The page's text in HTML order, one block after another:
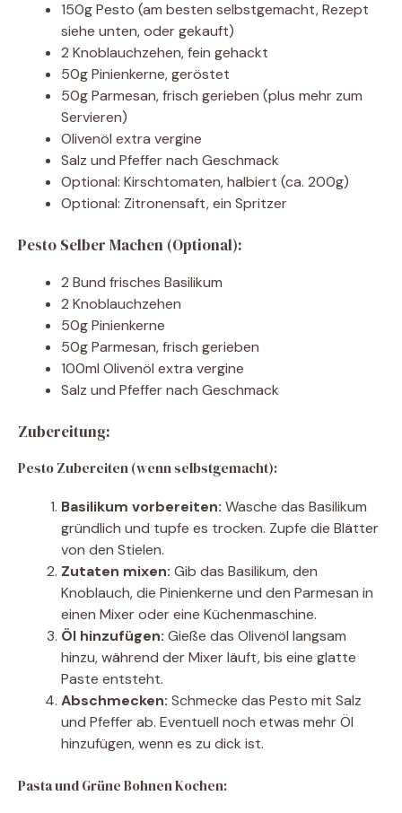
150g Pesto (am besten selbstgemacht, Rezept
siehe unten, oder gekauft)
2 Knoblauchzehen, fein gehackt
50g Pinienkerne, geröstet
50g Parmesan, frisch gerieben (plus mehr zum
Servieren)
Olivenöl extra vergine
Salz und Pfeffer nach Geschmack
Optional: Kirschtomaten, halbiert (ca. 200g)
Optional: Zitronensaft, ein Spritzer
Pesto Selber Machen (Optional):
2 Bund frisches Basilikum
2 Knoblauchzehen
50g Pinienkerne
50g Parmesan, frisch gerieben
100ml Olivenöl extra vergine
Salz und Pfeffer nach Geschmack
Zubereitung:
Pesto Zubereiten (wenn selbstgemacht):
Basilikum vorbereiten: Wasche das Basilikum
gründlich und tupfe es trocken. Zupfe die Blätter
von den Stielen.
Zutaten mixen: Gib das Basilikum, den
Knoblauch, die Pinienkerne und den Parmesan in
einen Mixer oder eine Küchenmaschine.
Öl hinzufügen: Gieße das Olivenöl langsam
hinzu, während der Mixer läuft, bis eine glatte
Paste entsteht.
Abschmecken: Schmecke das Pesto mit Salz
und Pfeffer ab. Eventuell noch etwas mehr Öl
hinzufügen, wenn es zu dick ist.
Pasta und Grüne Bohnen Kochen: